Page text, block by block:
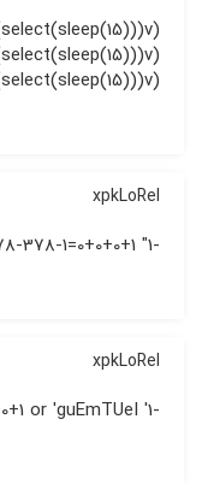
(select(0)from(select(sleep(15)))v)+"*/
xpkLoRel
-1" OR 2+378-378-1=0+0+0+1 --
xpkLoRel
-1' OR 3+18-18-1=0+0+0+1 or 'guEmTUeI'='